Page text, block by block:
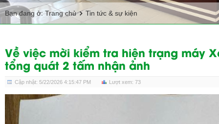
Bạn đang ở:Trang chủ Tin tức & sự kiện
Về việc mời kiểm tra hiện trạng máy
tổng quát 2 tấm nhận ảnh
Cập nhật: 5/22/2026 4:15:47 PM Lượt xem: 73